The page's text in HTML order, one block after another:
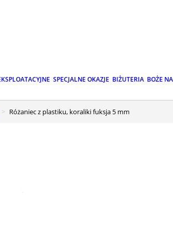
SPECJALNE OKAZJE BIŻUTERIA BOŻE
Różaniec z plastiku, koraliki fuksja 5 mm